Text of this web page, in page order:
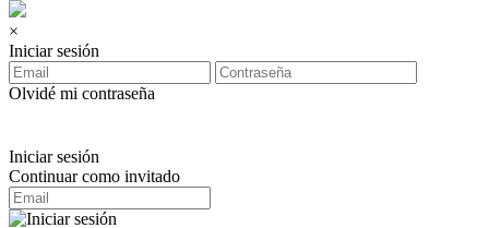
×
Iniciar sesión
Olvidé mi contraseña
Iniciar sesión
Continuar como invitado